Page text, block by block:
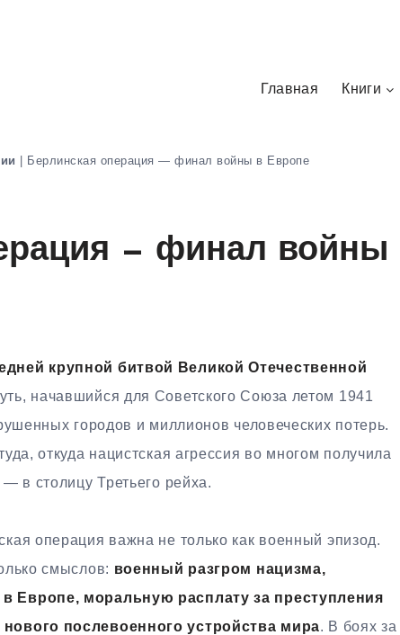
Главная Книги
| Берлинская операция — финал войны в Европе
— финал войны
крупной битвой Великой Отечественной
начавшийся для Советского Союза летом 1941
городов и миллионов человеческих потерь.
откуда нацистская агрессия во многом получила
в столицу Третьего рейха.
операция важна не только как военный эпизод.
смыслов: военный разгром нацизма,
Европе, моральную расплату за преступления
послевоенного устройства мира. В боях за